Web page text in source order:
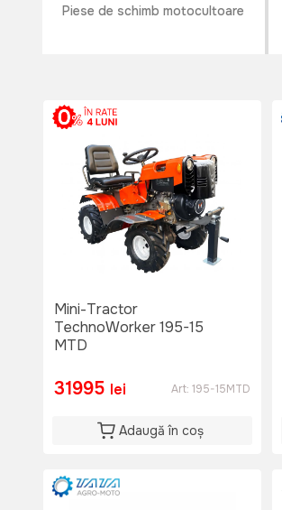
Piese de schimb motocultoare
Mini-Tractor
TechnoWorker 195-15
MTD
31995 lei Art: 195-15MTD
Adaugă în coș